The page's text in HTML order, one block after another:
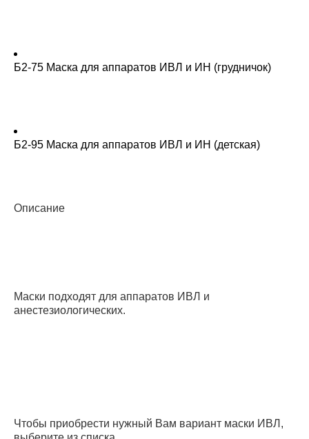
Б2-75 Маска для аппаратов ИВЛ и ИН (грудничок)
Б2-95 Маска для аппаратов ИВЛ и ИН (детская)
Описание
Маски подходят для аппаратов ИВЛ и
анестезиологических.
Чтобы приобрести нужный Вам вариант маски ИВЛ,